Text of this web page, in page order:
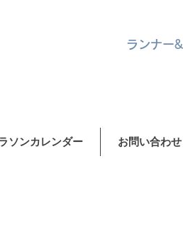
ランナー&
ソンカレンダー お問い合わせ